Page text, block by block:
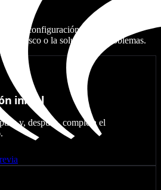
la configuración, la Companion
del casco o la solución de problemas.
inicial
y, después, completa el